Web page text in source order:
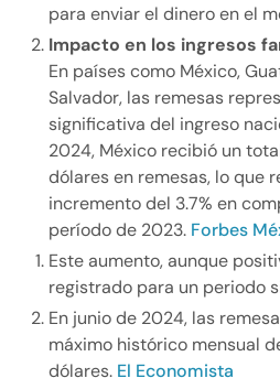
para enviar el dinero en el
Impacto en los ingresos
En países como México,
Salvador, las remesas
significativa del ingreso
2024, México recibió un
dólares en remesas, lo que
incremento del 3.7% en
período de 2023. Forbes
Este aumento, aunque
registrado para un periodo
En junio de 2024, las
máximo histórico mensual
dólares. El Economista